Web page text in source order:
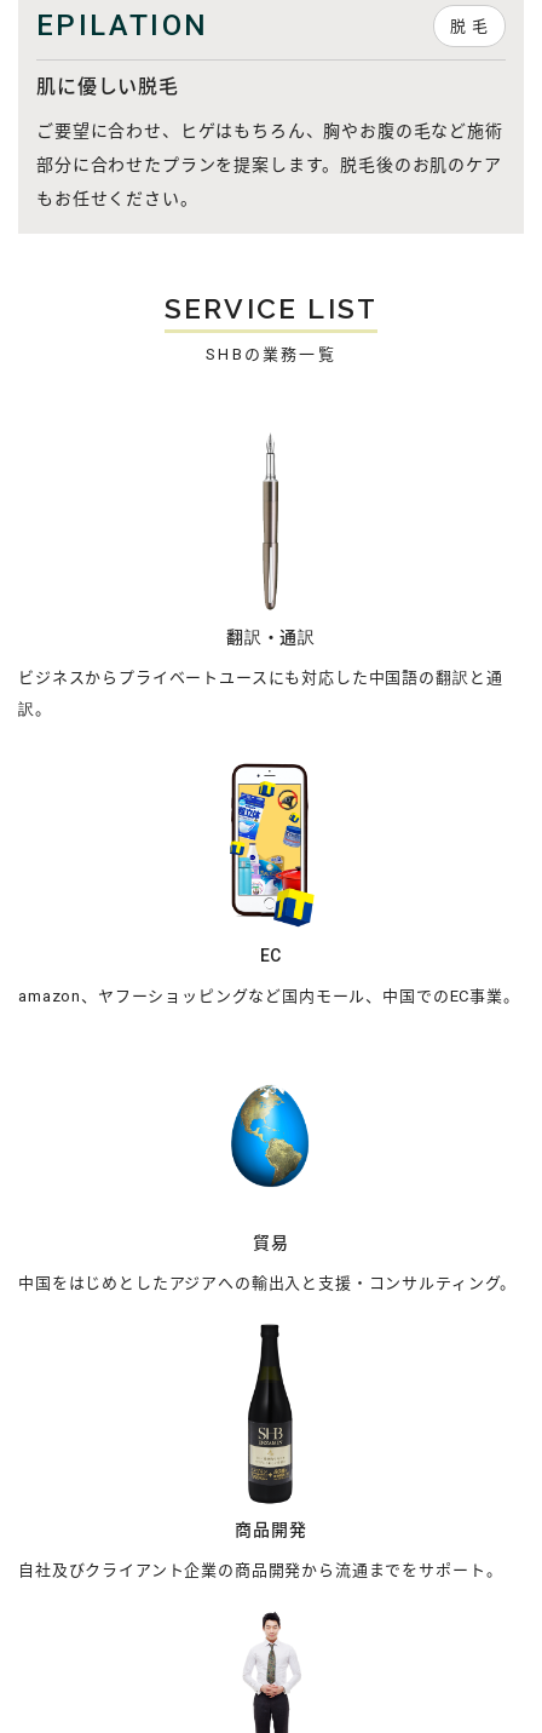
EPILATION 脱 毛
肌に優しい脱毛
ご要望に合わせ、ヒゲはもちろん、胸やお腹の毛など施術
部分に合わせたプランを提案します。脱毛後のお肌のケア
もお任せください。
SERVICE LIST
SHBの業務一覧
翻訳・通訳
ビジネスからプライベートユースにも対応した中国語の翻訳と通
訳。
EC
amazon、ヤフーショッピングなど国内モール、中国でのEC事業。
貿易
中国をはじめとしたアジアへの輸出入と支援・コンサルティング。
商品開発
自社及びクライアント企業の商品開発から流通までをサポート。